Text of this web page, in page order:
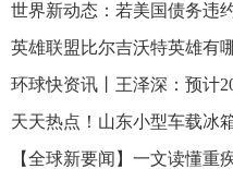
世界新动态：若美国债务违
天天热点！山东小型车载冰
【全球新要闻】一文读懂重